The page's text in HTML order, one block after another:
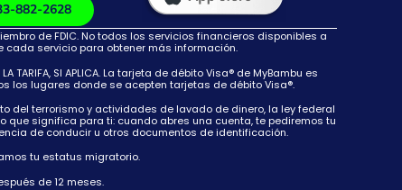
882-2628
de FDIC. No todos los servicios financieros disponibles a
cada servicio para obtener más información.
Y LA TARIFA, SI APLICA. La tarjeta de débito Visa® de MyBambu es
los lugares donde se acepten tarjetas de débito Visa®.
del terrorismo y actividades de lavado de dinero, la ley federal
significa para ti: cuando abres una cuenta, te pediremos tu
de conducir u otros documentos de identificación.
tu estatus migratorio.
de 12 meses.